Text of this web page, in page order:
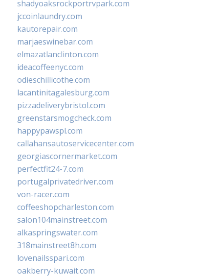
shadyoaksrockportrvpark.com
jccoinlaundry.com
kautorepair.com
marjaeswinebar.com
elmazatlanclinton.com
ideacoffeenyc.com
odieschillicothe.com
lacantinitagalesburg.com
pizzadeliverybristol.com
greenstarsmogcheck.com
happypawspl.com
callahansautoservicecenter.com
georgiascornermarket.com
perfectfit24-7.com
portugalprivatedriver.com
von-racer.com
coffeeshopcharleston.com
salon104mainstreet.com
alkaspringswater.com
318mainstreet8h.com
lovenailsspari.com
oakberry-kuwait.com